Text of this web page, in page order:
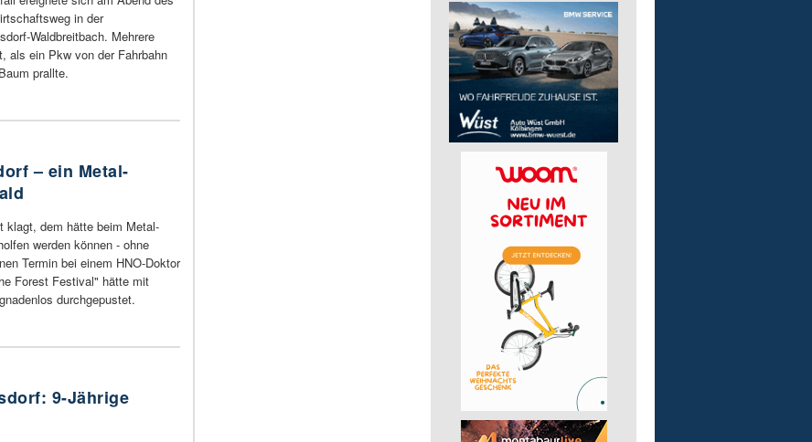
in der
Waldbreitbach. Mehrere
als ein Pkw von der Fahrbahn
prallte.
– ein Metal-
klagt, dem hätte beim Metal-
werden können - ohne
Termin bei einem HNO-Doktor
Forest Festival" hätte mit
durchgepustet.
9-Jährige